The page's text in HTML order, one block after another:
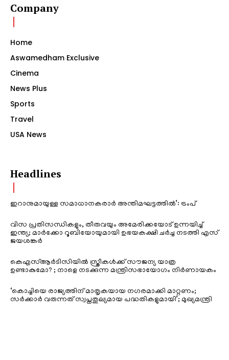
Company
Home
Aswamedham Exclusive
Cinema
News Plus
Sports
Travel
USA News
Headlines
ഇറാനുമായുള്ള സമാധാനകരാർ അന്തിമഘട്ടത്തിൽ‌’: ട്രംപ്
വിസ പ്രതിസന്ധികളും, തീരുവയും അമേരിക്കയോട് ഉന്നയിച്ച്
ഇന്ത്യ; മാർക്കോ റൂബിയോയുമായി ഉഭയകക്ഷി ചർച്ച നടത്തി എസ്
ജയശങ്കർ
കെഎസ്ആർടിസിയിൽ സ്ത്രീകൾക്ക് സൗജന്യ യാത്ര
ഉണ്ടാകുമോ? ; നാളെ നടക്കുന്ന മന്ത്രിസഭായോഗം നിർണായകം
‘കൊച്ചിയെ രാജ്യത്തിന് മാതൃകയായ നഗരമാക്കി മാറ്റണം;
സർക്കാർ വരുന്നത് സ്വപ്നതുല്യമായ പദ്ധതികളുമായി’; മുഖ്യമന്ത്രി